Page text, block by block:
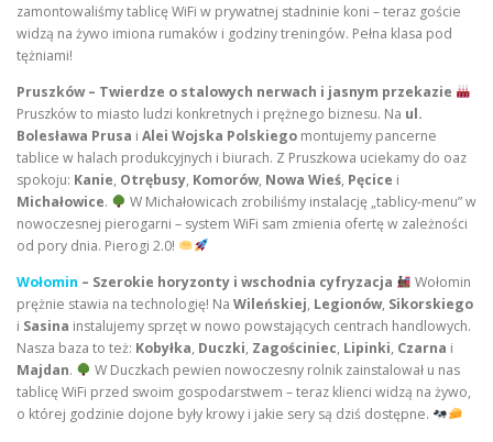
zamontowaliśmy tablicę WiFi w prywatnej stadninie koni – teraz goście
widzą na żywo imiona rumaków i godziny treningów. Pełna klasa pod
tężniami!
Pruszków – Twierdze o stalowych nerwach i jasnym przekazie
Pruszków to miasto ludzi konkretnych i prężnego biznesu. Na ul.
Bolesława Prusa i Alei Wojska Polskiego montujemy pancerne
tablice w halach produkcyjnych i biurach. Z Pruszkowa uciekamy do oaz
spokoju: Kanie, Otrębusy, Komorów, Nowa Wieś, Pęcice i
Michałowice.
W Michałowicach zrobiliśmy instalację „tablicy-menu” w
nowoczesnej pierogarni – system WiFi sam zmienia ofertę w zależności
od pory dnia. Pierogi 2.0!
Wołomin – Szerokie horyzonty i wschodnia cyfryzacja
Wołomin
prężnie stawia na technologię! Na Wileńskiej, Legionów, Sikorskiego
i Sasina instalujemy sprzęt w nowo powstających centrach handlowych.
Nasza baza to też: Kobyłka, Duczki, Zagościniec, Lipinki, Czarna i
Majdan.
W Duczkach pewien nowoczesny rolnik zainstalował u nas
tablicę WiFi przed swoim gospodarstwem – teraz klienci widzą na żywo,
o której godzinie dojone były krowy i jakie sery są dziś dostępne.